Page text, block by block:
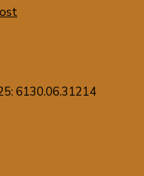
6130.06.31214